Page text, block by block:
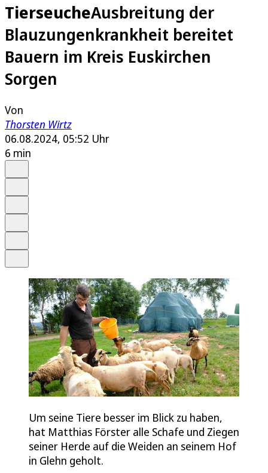
TierseucheAusbreitung der
Blauzungenkrankheit bereitet
Bauern im Kreis Euskirchen
Sorgen
Von
Thorsten Wirtz
06.08.2024, 05:52 Uhr
6 min
Um seine Tiere besser im Blick zu haben,
hat Matthias Förster alle Schafe und Ziegen
seiner Herde auf die Weiden an seinem Hof
in Glehn geholt.